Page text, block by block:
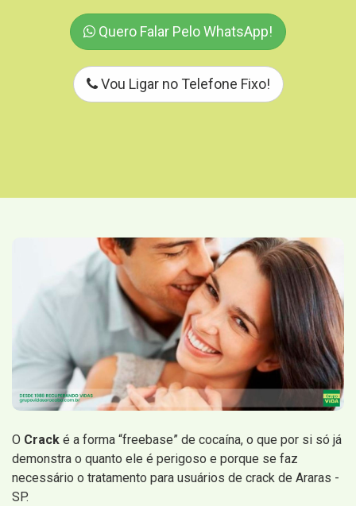
Quero Falar Pelo WhatsApp!
Vou Ligar no Telefone Fixo!
O Crack é a forma “freebase” de cocaína, o que por si só já
demonstra o quanto ele é perigoso e porque se faz
necessário o tratamento para usuários de crack de Araras -
SP.